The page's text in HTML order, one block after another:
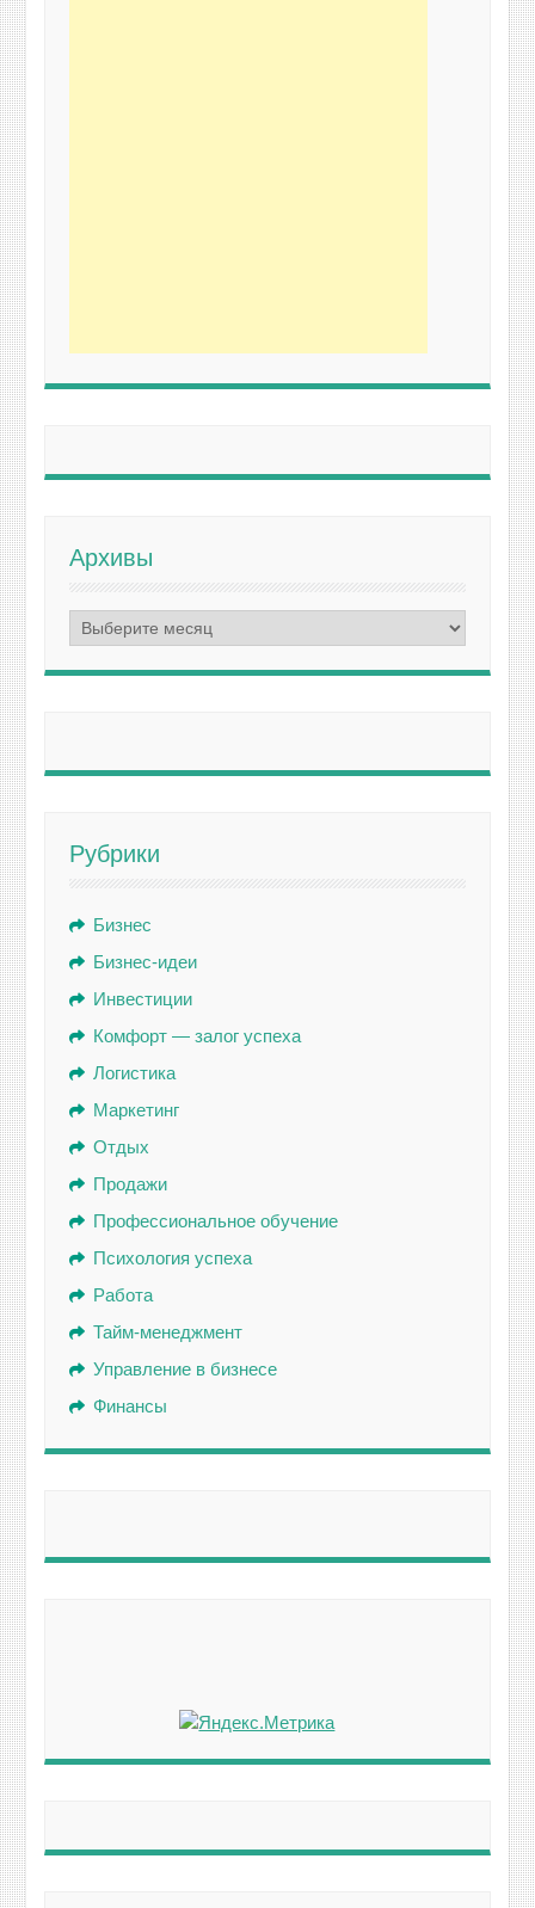
Архивы
Архивы
Рубрики
Бизнес
Бизнес-идеи
Инвестиции
Комфорт — залог успеха
Логистика
Маркетинг
Отдых
Продажи
Профессиональное обучение
Психология успеха
Работа
Тайм-менеджмент
Управление в бизнесе
Финансы